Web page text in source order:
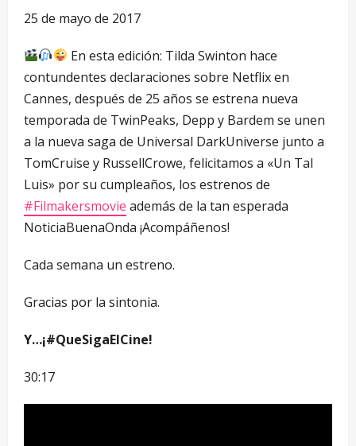
25 de mayo de 2017
En esta edición: Tilda Swinton hace
contundentes declaraciones sobre Netflix en
Cannes, después de 25 años se estrena nueva
temporada de TwinPeaks, Depp y Bardem se unen
a la nueva saga de Universal DarkUniverse junto a
TomCruise y RussellCrowe, felicitamos a «Un Tal
Luis» por su cumpleaños, los estrenos de
#Filmakersmovie además de la tan esperada
NoticiaBuenaOnda ¡Acompáñenos!
Cada semana un estreno.
Gracias por la sintonia.
Y…¡#QueSigaElCine!
30:17